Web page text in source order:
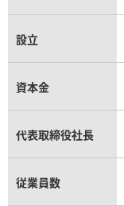
設立
資本金
代表取締役社長
従業員数